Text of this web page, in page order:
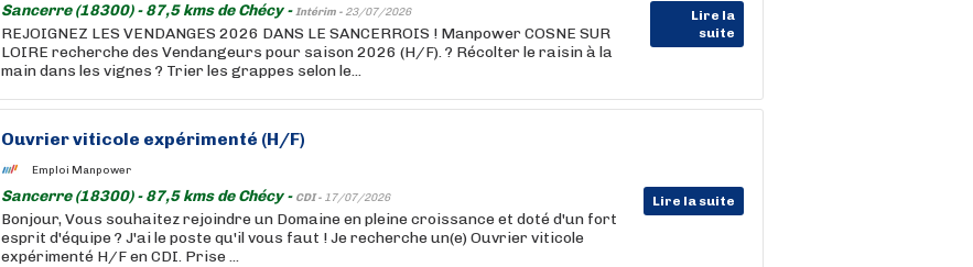
Sancerre (18300) - 87,5 kms de Chécy -Intérim - 23/07/2026
Lire la
suite
REJOIGNEZ LES VENDANGES 2026 DANS LE SANCERROIS ! Manpower COSNE SUR
LOIRE recherche des Vendangeurs pour saison 2026 (H/F). ? Récolter le raisin à la
main dans les vignes ? Trier les grappes selon le...
Ouvrier viticole expérimenté (H/F)
Emploi Manpower
Sancerre (18300) - 87,5 kms de Chécy - CDI - 17/07/2026 Lire la suite
Bonjour, Vous souhaitez rejoindre un Domaine en pleine croissance et doté d'un fort
esprit d'équipe ? J'ai le poste qu'il vous faut ! Je recherche un(e) Ouvrier viticole
expérimenté H/F en CDI. Prise ...